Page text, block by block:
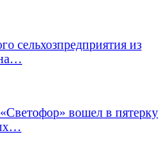
сельхозпредприятия из
вошел в пятерку